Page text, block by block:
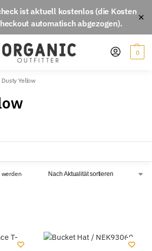
ist aktuell kostenlos(die Kosten
automatisch abgezogen).
✕
0
Dusty Yellow
werden